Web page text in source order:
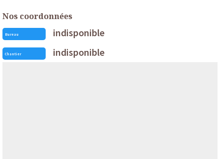
Nos coordonnées
Bureau indisponible
Chantier indisponible